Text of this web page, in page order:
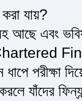
যায়?
আছে এবং
ধাপে পরীক্ষা
যাঁদের